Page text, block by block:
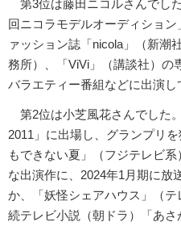
第3位は藤田ニコルさんでし
回ニコラモデルオーディショ
ァッション誌「nicola」（新潮
務所）、「ViVi」（講談社）の
バラエティー番組などに出演し
第2位は小芝風花さんでした
2011」に出場し、グランプリ
もできない夏」（フジテレビ
な出演作に、2024年1月期に放
か、「妖怪シェアハウス」（
続テレビ小説（朝ドラ）「あさ